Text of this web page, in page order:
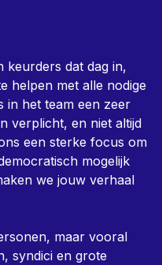
keurders dat dag in,
helpen met alle nodige
in het team een zeer
verplicht, en niet altijd
een sterke focus om
mogelijk
we jouw verhaal
maar vooral
syndici en grote